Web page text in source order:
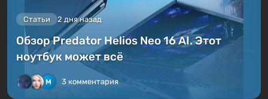
Статьи 2 дня назад
Обзор Predator Helios Neo 16 AI. Этот
ноутбук может всё
3 комментария